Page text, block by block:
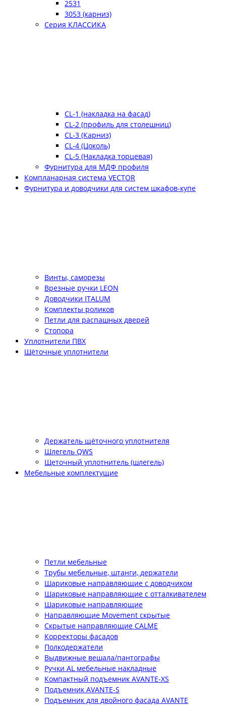
2531
3053 (карниз)
Серия КЛАССИКА
CL-1 (накладка на фасад)
CL-2 (профиль для столешниц)
CL-3 (Карниз)
CL-4 (Цоколь)
CL-5 (Накладка торцевая)
Фурнитура для МДФ профиля
Компланарная система VECTOR
Фурнитура и доводчики для систем шкафов-купе
Винты, саморезы
Врезные ручки LEON
Доводчики ITALUM
Комплекты роликов
Петли для распашных дверей
Стопора
Уплотнители ПВХ
Щёточные уплотнители
Держатель щёточного уплотнителя
Шлегель QWS
Щеточный уплотнитель (шлегель)
Мебельные комплектущие
Петли мебельные
Трубы мебельные, штанги, держатели
Шариковые направляющие с доводчиком
Шариковые направляющие с отталкивателем
Шариковые направляющие
Направляющие Movement скрытые
Скрытые направляющие CALME
Корректоры фасадов
Полкодержатели
Выдвижные вешала/пантографы
Ручки AL мебельные накладные
Компактный подъемник АVANTE-XS
Подъемник АVANTE-S
Подъемник для двойного фасада АVANTE